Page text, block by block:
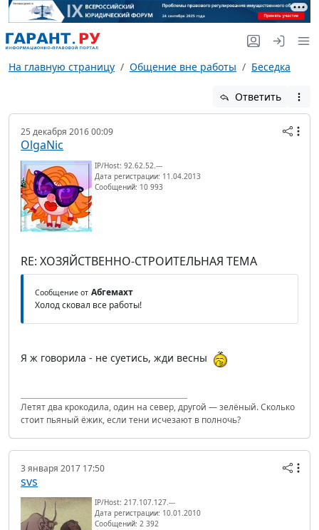
На главную страницу Общение вне работы Беседка
Ответить
25 декабря 2016 00:09
OlgaNic
IP/Host: 92.62.52.---
Дата регистрации: 11.04.2013
Сообщений: 10 993
RE: ХОЗЯЙСТВЕННО-СТРОИТЕЛЬНАЯ ТЕМА
Сообщение от Абгемахт
Холод сковал все работы!
Я ж говорила - не суетись, жди весны
Летят два крокодила, один на север, другой — зелёный. Сколько
стоит пьяный ёжик, если тени исчезают в полночь?
3 января 2017 17:50
svs
IP/Host: 217.107.127.---
Дата регистрации: 10.01.2010
Сообщений: 2 392